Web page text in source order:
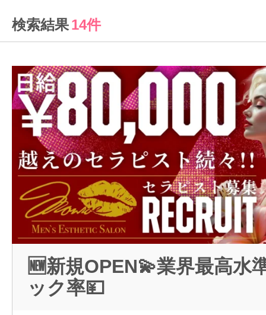
スカウト型求人エスジョブ
メンズエステコラム
ログイン 新
検索結果14件
🆕新規OPEN💫業界最高水
ック率💴